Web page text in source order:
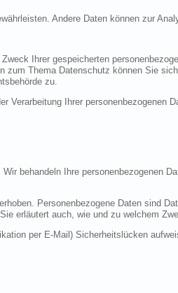
Andere Daten können zur
Ihrer gespeicherten
Thema Datenschutz können Sie
zu.
Ihrer personenbezogenen
behandeln Ihre personenbezogenen
Personenbezogene Daten sind
erläutert auch, wie und zu welchem
per E-Mail) Sicherheitslücken